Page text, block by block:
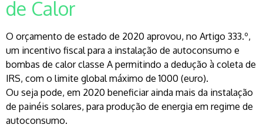
de Calor
O orçamento de estado de 2020 aprovou, no Artigo 333.º,
um incentivo fiscal para a instalação de autoconsumo e
bombas de calor classe A permitindo a dedução à coleta de
IRS, com o limite global máximo de 1000 (euro).
Ou seja pode, em 2020 beneficiar ainda mais da instalação
de painéis solares, para produção de energia em regime de
autoconsumo.